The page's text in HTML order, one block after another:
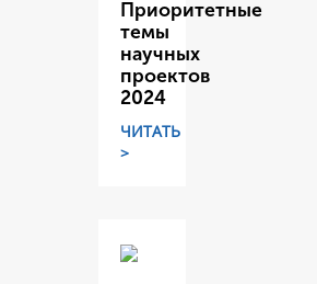
Приоритетные
темы
научных
проектов
2024
ЧИТАТЬ
>